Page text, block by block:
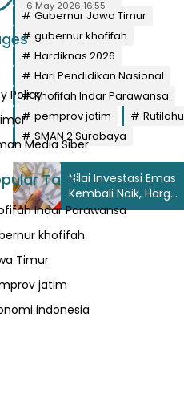
Gubernur Jawa Timur
gubernur khofifah
Hardiknas 2026
Hari Pendidikan Nasional
Khofifah Indar Parawansa
pemprov jatim
Rutilahu
SMAN 2 Surabaya
Nilai Investasi Emas
Kembali Naik, Harga
Antam Berbalik Arah
6 May 2026 16:55
Policy
Media Siber
Tags
Indar Parawansa
khofifah
Timur
jatim
indonesia